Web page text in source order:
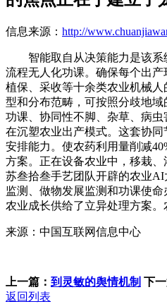
信息来源： http://
智能取自从决策能力是该系统
流程无人化功课。确保每个出
植保、采收等十余类农业机械
型和分布范畴，可按照分歧地
功课、协同性不脚、杂草、病
在沉塑农业出产模式。这套协
安排能力。使农药利用量削减
方案。正在设备农业中，移栽
苏叁拾叁手艺团队开辟的农业
监测、做物发展监测和功课使
农业成长供给了立异处理方案
来源：中国互联网信息中心
上一篇： 到灵敏的舆情机制 下一
返回列表